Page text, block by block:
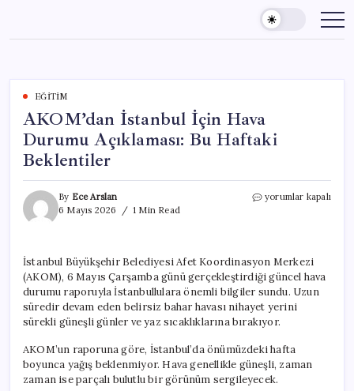
content
EĞITIM
AKOM’dan İstanbul İçin Hava
Durumu Açıklaması: Bu Haftaki
Beklentiler
By Ece Arslan
6 Mayıs 2026
1 Min Read
AKOM’dan
Açıklaması:
Bu
Haftaki
Beklentiler
için
yorumlar kapalı
İstanbul Büyükşehir Belediyesi Afet Koordinasyon Merkezi
(AKOM), 6 Mayıs Çarşamba günü gerçekleştirdiği güncel hava
durumu raporuyla İstanbullulara önemli bilgiler sundu. Uzun
süredir devam eden belirsiz bahar havası nihayet yerini
sürekli güneşli günler ve yaz sıcaklıklarına bırakıyor.
AKOM’un raporuna göre, İstanbul’da önümüzdeki hafta
boyunca yağış beklenmiyor. Hava genellikle güneşli, zaman
zaman ise parçalı bulutlu bir görünüm sergileyecek.